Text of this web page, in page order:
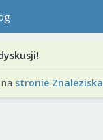
stronie Znaleziska